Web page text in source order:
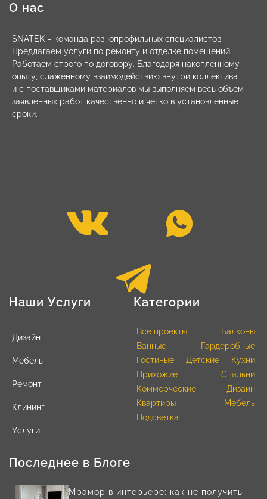
О нас
SNATEK – команда разнопрофильных специалистов.
Предлагаем услуги по ремонту и отделке помещений.
Работаем строго по договору. Благодаря накопленному
опыту, слаженному взаимодействию внутри коллектива
и с поставщиками материалов мы выполняем весь объем
заявленных работ качественно и четко в установленные
сроки.
Наши Услуги
Дизайн
Мебель
Ремонт
Клининг
Услуги
Категории
Все проекты
Балконы
Ванные
Гардеробные
Гостиные
Детские
Кухни
Прихожие
Спальни
Коммерческие
Дизайн
Квартиры
Мебель
Подсветка
Последнее в Блоге
Мрамор в интерьере: как не получить